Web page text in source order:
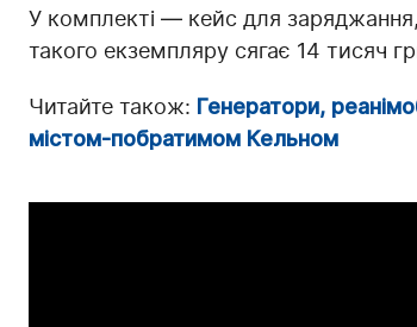
У комплекті — кейс для заряджання,
такого екземпляру сягає 14 тисяч
Читайте також: Генератори,
містом-побратимом Кельном